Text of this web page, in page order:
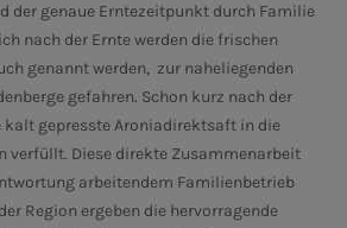
der genaue Erntezeitpunkt durch Familie
nach der Ernte werden die frischen
genannt werden, zur naheliegenden
gefahren. Schon kurz nach der
kalt gepresste Aroniadirektsaft in die
verfüllt. Diese direkte Zusammenarbeit
arbeitendem Familienbetrieb
Region ergeben die hervorragende